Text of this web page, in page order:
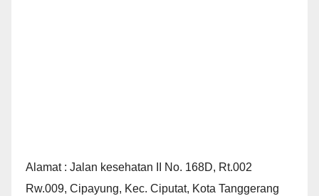
Alamat : Jalan kesehatan II No. 168D, Rt.002
Rw.009, Cipayung, Kec. Ciputat, Kota Tanggerang